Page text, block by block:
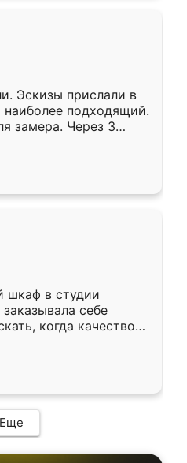
Эскизы прислали в
подходящий.
замера. Через 3
готова. Остались
Ренессанс
работу!
шкаф в студии
себе
когда качеством
кухня уже почти
Еще